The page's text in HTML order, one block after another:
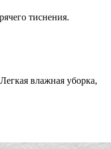
тиснения.
влажная уборка,